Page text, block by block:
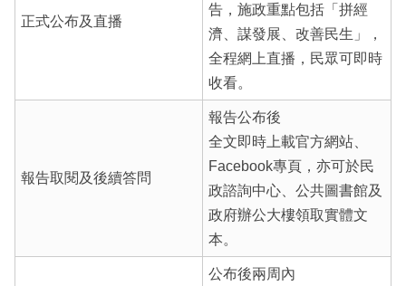
正式公布及直播
告，施政重點包括「拼經
濟、謀發展、改善民生」，
全程網上直播，民眾可即時
收看。
報告取閱及後續答問
報告公布後
全文即時上載官方網站、
Facebook專頁，亦可於民
政諮詢中心、公共圖書館及
政府辦公大樓領取實體文
本。
公布後兩周內